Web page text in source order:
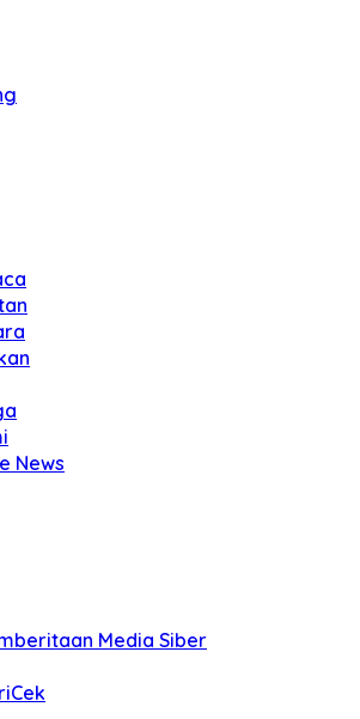
News
Media Siber